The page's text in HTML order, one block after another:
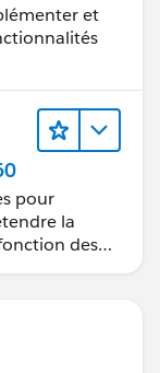
et
pour
la
des